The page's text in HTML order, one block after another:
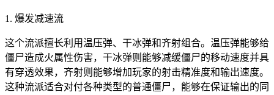
1. 爆发减速流
这个流派擅长利用温压弹、干冰弹和齐射组合。温压弹能够给
僵尸造成火属性伤害，干冰弹则能够减缓僵尸的移动速度并具
有穿透效果，齐射则能够增加玩家的射击精准度和输出速度。
这种流派适合对付各种类型的普通僵尸，能够在保证输出的同